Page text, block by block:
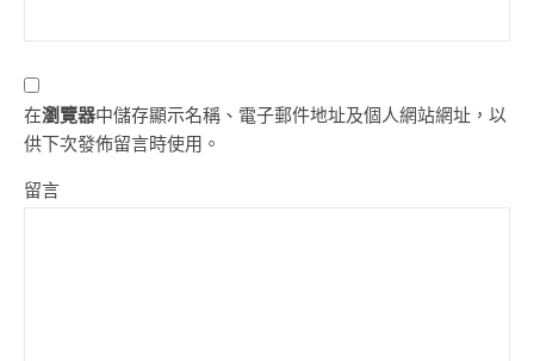
在瀏覽器中儲存顯示名稱、電子郵件地址及個人網站網址，以
供下次發佈留言時使用。
留言